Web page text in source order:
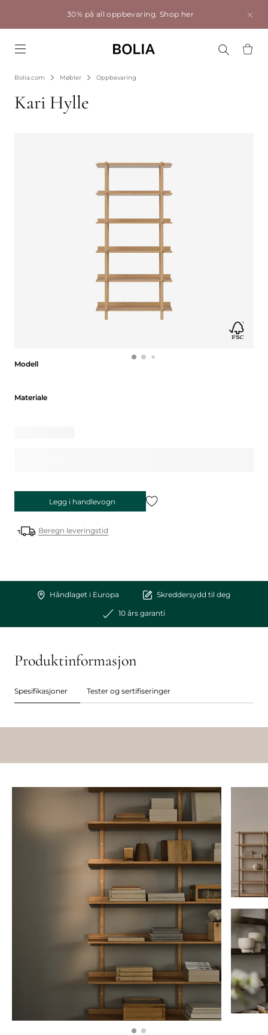
30% på all oppbevaring. Shop her
Bolia.com Møbler Oppbevaring
Kari Hylle
Modell
Materiale
Legg i handlevogn
Beregn leveringstid
Håndlaget i Europa Skreddersydd til deg
10 års garanti
Produktinformasjon
Spesifikasjoner Tester og sertifiseringer